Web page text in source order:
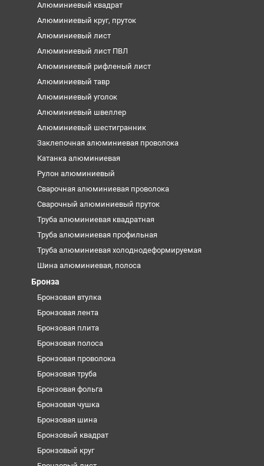
Алюминиевый квадрат
Алюминиевый круг, пруток
Алюминиевый лист
Алюминиевый лист ПВЛ
Алюминиевый рифленый лист
Алюминиевый тавр
Алюминиевый уголок
Алюминиевый швеллер
Алюминиевый шестигранник
Заклепочная алюминиевая проволока
Катанка алюминиевая
Рулон алюминиевый
Сварочная алюминиевая проволока
Сварочный алюминиевый пруток
Труба алюминиевая квадратная
Труба алюминиевая профильная
Труба алюминиевая холоднодеформируемая
Шина алюминиевая, полоса
Бронза
Бронзовая втулка
Бронзовая лента
Бронзовая плита
Бронзовая полоса
Бронзовая проволока
Бронзовая труба
Бронзовая фольга
Бронзовая чушка
Бронзовая шина
Бронзовый квадрат
Бронзовый круг